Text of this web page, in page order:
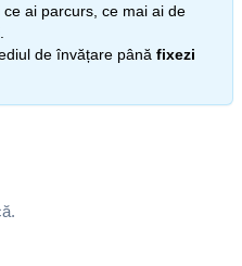
ai parcurs, ce mai ai de
de învățare până fixezi